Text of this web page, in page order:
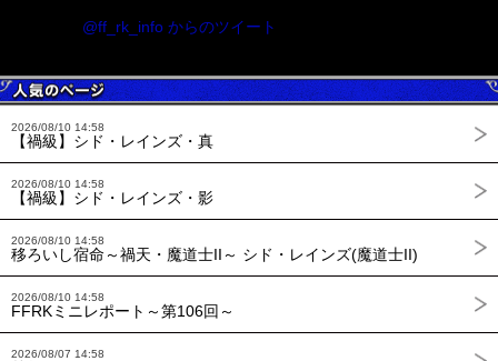
@ff_rk_info からのツイート
2026/08/10 14:58
【禍級】シド・レインズ・真
2026/08/10 14:58
【禍級】シド・レインズ・影
2026/08/10 14:58
移ろいし宿命～禍天・魔道士II～ シド・レインズ(魔道士II)
2026/08/10 14:58
FFRKミニレポート～第106回～
2026/08/07 14:58